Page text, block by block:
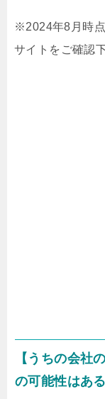
※2024年8月時
サイトをご確認
【うちの会社
の可能性はあ